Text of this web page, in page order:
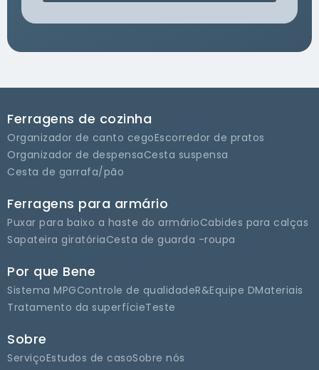
Ferragens de cozinha
Organizador de canto cegoEscorredor de pratos
Organizador de despensaCesta suspensa
Cesta de garrafa/pão
Ferragens para armário
Puxar para baixo a haste do armárioCabides para calças
Sapateira giratóriaCesta de guarda -roupa
Por que Bene
Sistema MPGControle de qualidadeR&Equipe DMateriais
Tratamento da superfícieTeste
Sobre
ServiçoEstudos de casoSobre nós